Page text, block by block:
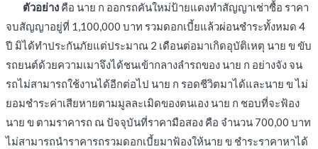
ตัวอย่าง คือ นาย ก ออกรถคันใหม่ป้ายแดงทำสัญญาเช่าซื้อ ราคา
จบสัญญาอยู่ที่ 1,100,000 บาท รวมดอกเบี้ยแล้วผ่อนชำระทั้งหมด 4
ปี มิได้ทำประกันภัยแต่ประมาณ 2 เดือนต่อมาเกิดอุบัติเหตุ นาย ข ขับ
รถยนต์ด้วยความเมาจึงได้ชนเข้ากลางลำรถของ นาย ก อย่างจัง จน
รถไม่สามารถใช้งานได้อีกต่อไป นาย ก รอดชีวิตมาได้และนาย ข ไม่
ยอมชำระค่าเสียหายตามมูลละเมิดของตนเอง นาย ก ชอบที่จะฟ้อง
นาย ข ตามราคารถ ณ ปัจจุบันที่ราคามือสอง คือ จำนวน 700,00 บาท
ไม่สามารถนำราคารถรวมดอกเบี้ยมาฟ้องให้นาย ข ชำระราคาหาได้